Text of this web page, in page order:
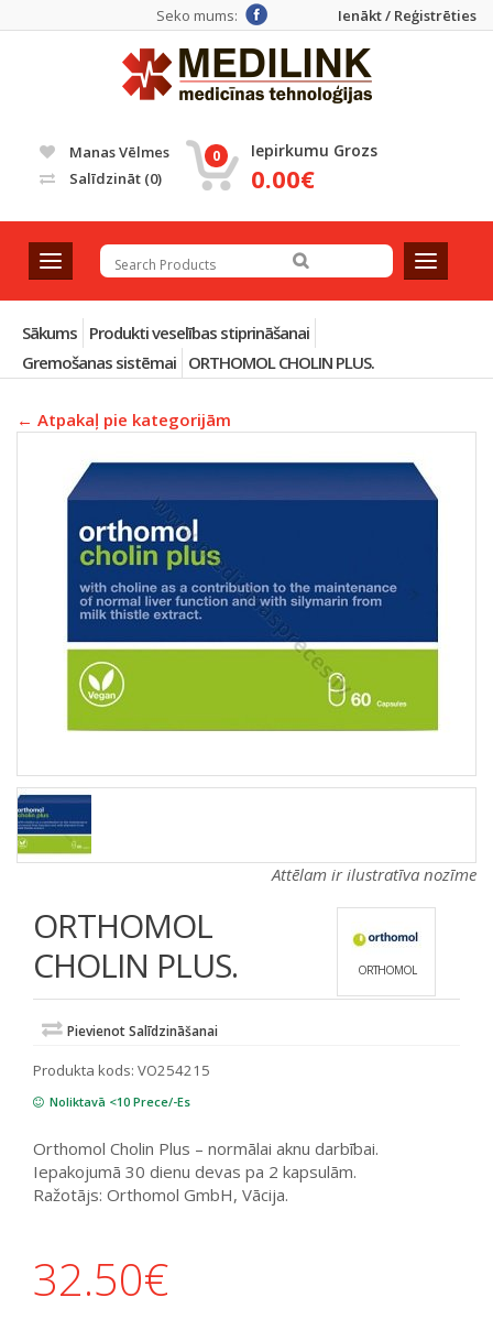
Ienākt / Reģistrēties
Seko mums:
Manas Vēlmes
Salīdzināt (0)
0 Iepirkumu Grozs
0.00€
T
o
g
g
e
a
T
o
g
e
g
Sākums Produkti veselības stiprināšanai
Gremošanas sistēmai ORTHOMOL CHOLIN PLUS.
← Atpakaļ pie kategorijām
Attēlam ir ilustratīva nozīme
ORTHOMOL
CHOLIN PLUS.
ORTHOMOL
Pievienot Salīdzināšanai
Produkta kods: VO254215
Noliktavā <10 Prece/-Es
Orthomol Cholin Plus – normālai aknu darbībai.
Iepakojumā 30 dienu devas pa 2 kapsulām.
Ražotājs: Orthomol GmbH, Vācija.
32.50€